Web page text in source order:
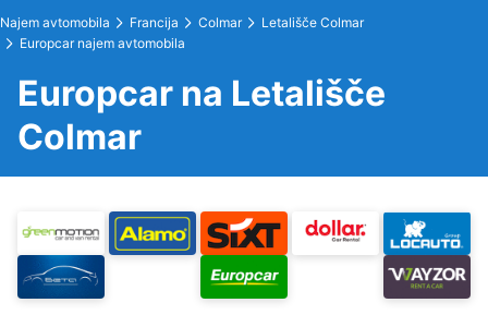
Najem avtomobila Francija Colmar
Letališče Colmar
Europcar najem avtomobila
Europcar na Letališče
Colmar